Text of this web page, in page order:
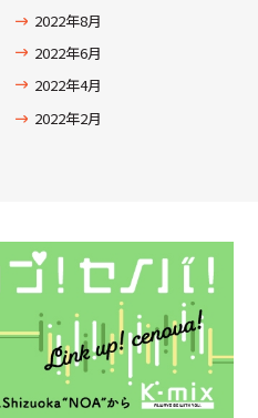
2022年8月
2022年6月
2022年4月
2022年2月